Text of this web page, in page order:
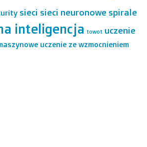
sieci sieci neuronowe spirale
inteligencja towot uczenie
uczenie ze wzmocnieniem